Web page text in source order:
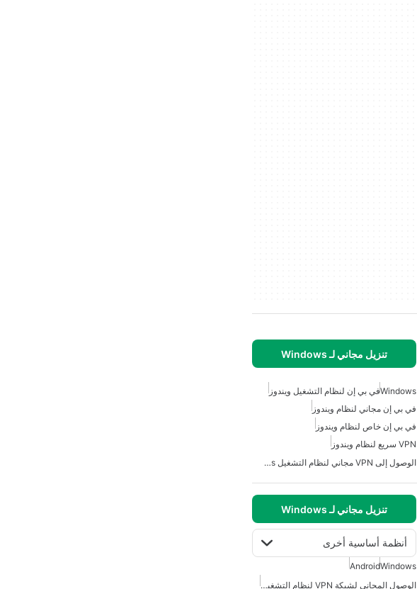
تنزيل مجاني لـ Windows
Windowsفي بي إن لنظام التشغيل ويندوز
في بي إن مجاني لنظام ويندوز
في بي إن خاص لنظام ويندوز
VPN سريع لنظام ويندوز
الوصول إلى VPN مجاني لنظام التشغيل Windows
تنزيل مجاني لـ Windows
أنظمة أساسية أخرى
Windows
Android
الوصول المجاني لشبكة VPN لنظام التشغيل ويندوز